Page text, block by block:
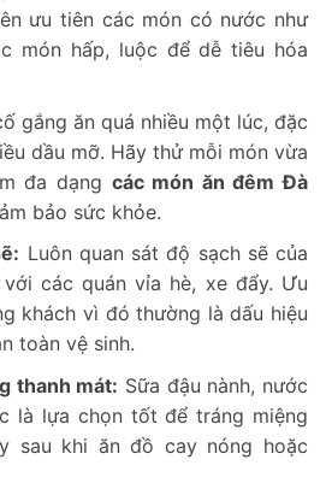
ưu tiên các món có nước như
món hấp, luộc để dễ tiêu hóa
gắng ăn quá nhiều một lúc, đặc
dầu mỡ. Hãy thử mỗi món vừa
đa dạng các món ăn đêm Đà
bảo sức khỏe.
Luôn quan sát độ sạch sẽ của
các quán vỉa hè, xe đẩy. Ưu
khách vì đó thường là dấu hiệu
toàn vệ sinh.
thanh mát: Sữa đậu nành, nước
là lựa chọn tốt để tráng miệng
sau khi ăn đồ cay nóng hoặc